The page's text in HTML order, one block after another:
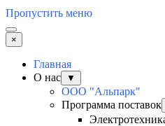
Пропустить меню
×
Главная
О нас
▼
ООО "Альпарк"
Программа поставок